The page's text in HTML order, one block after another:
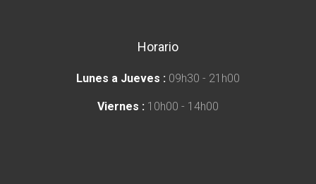
Horario
Lunes a Jueves : 09h30 - 21h00
Viernes : 10h00 - 14h00